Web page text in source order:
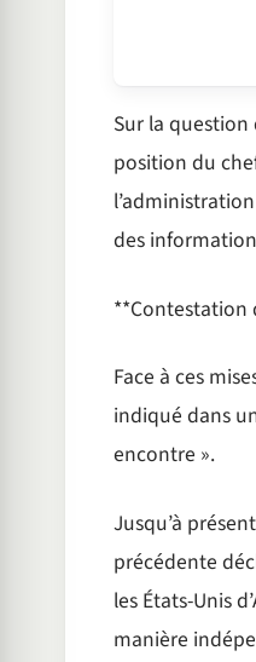
Sur la
position du
des
**Contestation
Face à ces
indiqué dans
encontre ».
Jusqu’à
précédente
les États-Unis
manière